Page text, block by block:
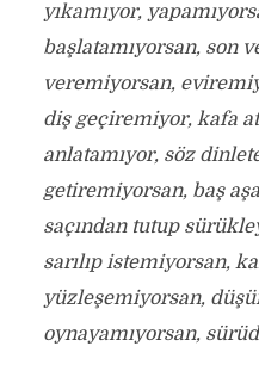
yıkamıyor,
başlatamıyorsan, son
veremiyorsan,
diş geçiremiyor, kafa
anlatamıyor, söz
getiremiyorsan, baş
saçından tutup
sarılıp istemiyorsan,
yüzleşemiyorsan,
oynayamıyorsan,